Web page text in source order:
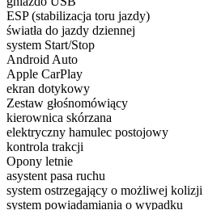
ESP (stabilizacja toru jazdy)
światła do jazdy dziennej
system Start/Stop
Android Auto
Apple CarPlay
ekran dotykowy
Zestaw głośnomówiący
kierownica skórzana
elektryczny hamulec postojowy
kontrola trakcji
Opony letnie
asystent pasa ruchu
system ostrzegający o możliwej kolizji
system powiadamiania o wypadku